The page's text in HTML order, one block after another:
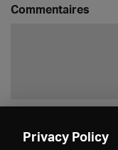
Commentaires
Privacy Policy